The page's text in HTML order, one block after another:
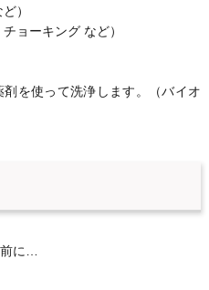
）
ョーキング など）
を使って洗浄します。（バイオ
に…